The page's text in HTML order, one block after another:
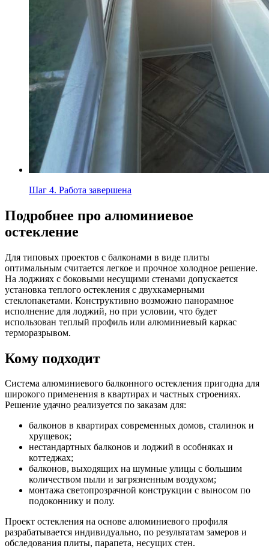
Шаг 4. Работа завершена
Подробнее про алюминиевое
остекление
Для типовых проектов с балконами в виде плиты
оптимальным считается легкое и прочное холодное решение.
На лоджиях с боковыми несущими стенами допускается
установка теплого остекления с двухкамерными
стеклопакетами. Конструктивно возможно панорамное
исполнение для лоджий, но при условии, что будет
использован теплый профиль или алюминиевый каркас
терморазрывом.
Кому подходит
Система алюминиевого балконного остекления пригодна для
широкого применения в квартирах и частных строениях.
Решение удачно реализуется по заказам для:
балконов в квартирах современных домов, сталинок и
хрущевок;
нестандартных балконов и лоджий в особняках и
коттеджах;
балконов, выходящих на шумные улицы с большим
количеством пыли и загрязненным воздухом;
монтажа светопрозрачной конструкции с выносом по
подоконнику и полу.
Проект остекления на основе алюминиевого профиля
разрабатывается индивидуально, по результатам замеров и
обследования плиты, парапета, несущих стен.